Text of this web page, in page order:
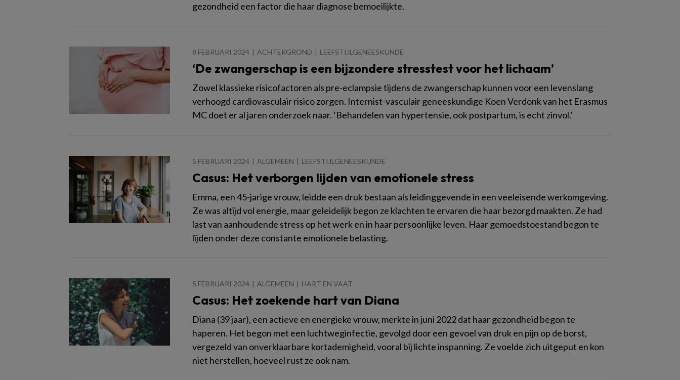
gezondheid een factor die haar diagnose bemoeilijkte.
8 FEBRUARI 2024 ACHTERGROND LEEFSTIJLGENEESKUNDE
‘De zwangerschap is een bijzondere stresstest voor het lichaam’
Zowel klassieke risicofactoren als pre-eclampsie tijdens de zwangerschap kunnen voor een levenslang
verhoogd cardiovasculair risico zorgen. Internist-vasculair geneeskundige Koen Verdonk van het Erasmus
MC doet er al jaren onderzoek naar. ‘Behandelen van hypertensie, ook postpartum, is echt zinvol.’
5 FEBRUARI 2024 ALGEMEEN LEEFSTIJLGENEESKUNDE
Casus: Het verborgen lijden van emotionele stress
Emma, een 45-jarige vrouw, leidde een druk bestaan als leidinggevende in een veeleisende werkomgeving.
Ze was altijd vol energie, maar geleidelijk begon ze klachten te ervaren die haar bezorgd maakten. Ze had
last van aanhoudende stress op het werk en in haar persoonlijke leven. Haar gemoedstoestand begon te
lijden onder deze constante emotionele belasting.
5 FEBRUARI 2024 ALGEMEEN HART EN VAAT
Casus: Het zoekende hart van Diana
Diana (39 jaar), een actieve en energieke vrouw, merkte in juni 2022 dat haar gezondheid begon te
haperen. Het begon met een luchtweginfectie, gevolgd door een gevoel van druk en pijn op de borst,
vergezeld van onverklaarbare kortademigheid, vooral bij lichte inspanning. Ze voelde zich uitgeput en kon
niet herstellen, hoeveel rust ze ook nam.